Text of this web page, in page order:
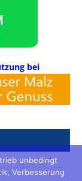
bei
unbedingt
Verbesserung